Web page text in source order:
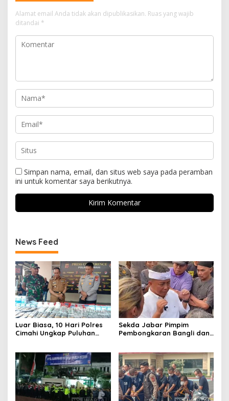
Alamat email Anda tidak akan dipublikasikan. Ruas yang wajib
ditandai *
Simpan nama, email, dan situs web saya pada peramban
ini untuk komentar saya berikutnya.
News Feed
Luar Biasa, 10 Hari Polres
Cimahi Ungkap Puluhan
Sekda Jabar Pimpim
Pembongkaran Bangli dan